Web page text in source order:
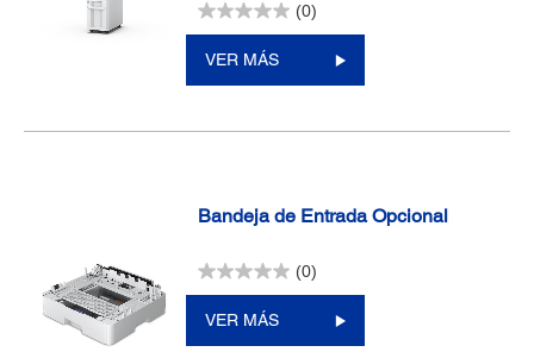
(0)
VER MÁS
Bandeja de Entrada Opcional
(0)
VER MÁS